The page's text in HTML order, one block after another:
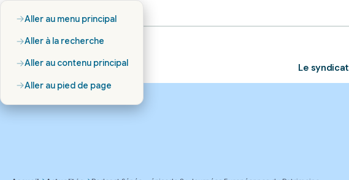
Aller au menu principal
Aller à la recherche
Aller au contenu principal
Aller au pied de page
Le syndicat